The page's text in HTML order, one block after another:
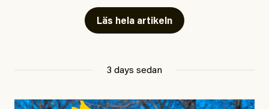
Jag gick djupt ner i mitt trauma.
Undersökte min anknytning
Att vara ekonomiskt beroende
så jag investerade allt jag ägde
Läs hela artikeln
3 days sedan